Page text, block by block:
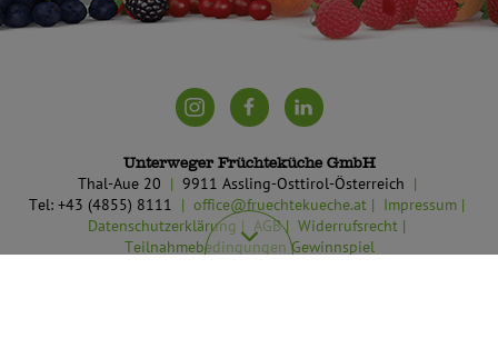
Unterweger Früchteküche GmbH
Thal-Aue 20
9911 Assling-Osttirol-Österreich
Tel: +43 (4855) 8111
office@fruechtekueche.at
Impressum
Datenschutzerklärung
AGB
Widerrufsrecht
Teilnahmebedingungen Gewinnspiel